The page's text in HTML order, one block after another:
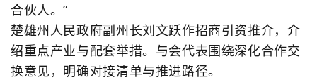
合伙人。”
楚雄州人民政府副州长刘文跃作招商引资推介，介
绍重点产业与配套举措。与会代表围绕深化合作交
换意见，明确对接清单与推进路径。